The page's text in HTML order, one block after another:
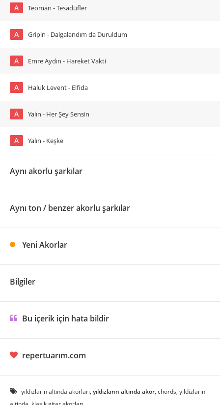
A Teoman - Tesadüfler
A Gripin - Dalgalandım da Duruldum
A Emre Aydın - Hareket Vakti
A Haluk Levent - Elfida
A Yalın - Her Şey Sensin
A Yalın - Keşke
Aynı akorlu şarkılar
Aynı ton / benzer akorlu şarkılar
Yeni Akorlar
Bilgiler
Bu içerik için hata bildir
repertuarım.com
yıldızların altında akorları, yıldızların altında akor, chords, yildizlarin